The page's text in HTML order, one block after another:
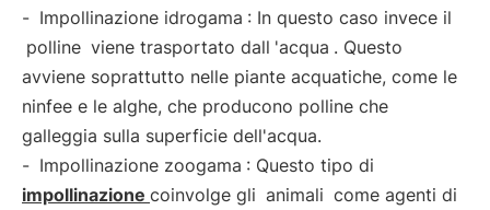
- Impollinazione idrogama : In questo caso invece il
polline viene trasportato dall 'acqua . Questo
avviene soprattutto nelle piante acquatiche, come le
ninfee e le alghe, che producono polline che
galleggia sulla superficie dell'acqua.
- Impollinazione zoogama : Questo tipo di
impollinazione coinvolge gli animali come agenti di